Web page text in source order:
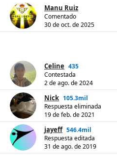
Manu Ruiz
Comentado
30 de oct. de 2025
Celine 435
Contestada
2 de ago. de 2024
Nick 105.3mil
Respuesta eliminada
19 de feb. de 2021
jayeff 546.4mil
Respuesta editada
31 de ago. de 2019